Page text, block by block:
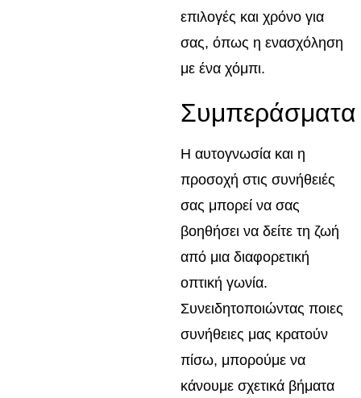
επιλογές και χρόνο για
σας, όπως η ενασχόληση
με ένα χόμπι.
Συμπεράσματα
Η αυτογνωσία και η
προσοχή στις συνήθειές
σας μπορεί να σας
βοηθήσει να δείτε τη ζωή
από μια διαφορετική
οπτική γωνία.
Συνειδητοποιώντας ποιες
συνήθειες μας κρατούν
πίσω, μπορούμε να
κάνουμε σχετικά βήματα